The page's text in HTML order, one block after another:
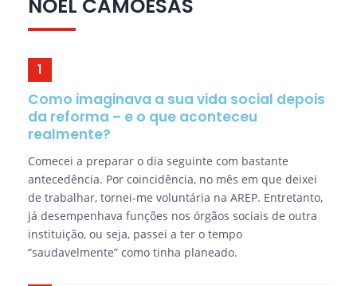
NOEL CAMOESAS
Como imaginava a sua vida social depois
da reforma – e o que aconteceu
realmente?
Comecei a preparar o dia seguinte com bastante
antecedência. Por coincidência, no mês em que deixei
de trabalhar, tornei-me voluntária na AREP. Entretanto,
já desempenhava funções nos órgãos sociais de outra
instituição, ou seja, passei a ter o tempo
“saudavelmente” como tinha planeado.